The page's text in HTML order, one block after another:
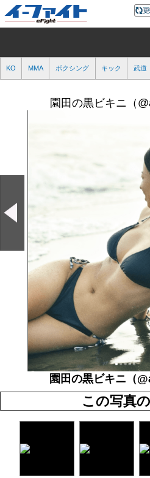
KO MMA ボクシング キック 武道
園田の黒ビキニ（
園田の黒ビキニ（
この写真